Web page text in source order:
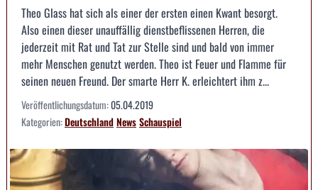
Theo Glass hat sich als einer der ersten einen Kwant besorgt.
Also einen dieser unauffällig dienstbeflissenen Herren, die
jederzeit mit Rat und Tat zur Stelle sind und bald von immer
mehr Menschen genutzt werden. Theo ist Feuer und Flamme für
seinen neuen Freund. Der smarte Herr K. erleichtert ihm z...
Veröffentlichungsdatum:05.04.2019
Kategorien:DeutschlandNewsSchauspiel